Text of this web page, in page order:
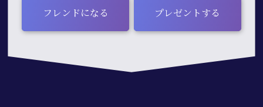
フレンドになる プレゼントする